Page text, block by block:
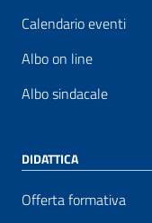
Calendario eventi
Albo on line
Albo sindacale
DIDATTICA
Offerta formativa